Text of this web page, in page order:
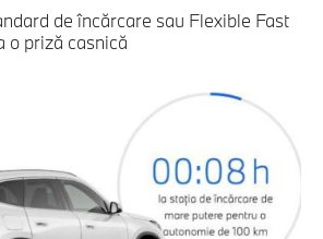
de încărcare sau Flexible Fast
o priză casnică